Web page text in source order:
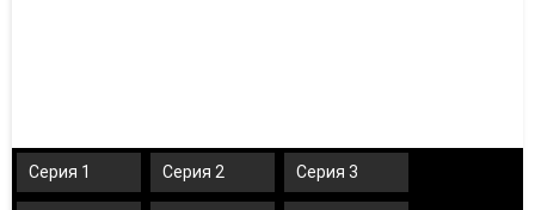
Серия 1 Серия 2 Серия 3